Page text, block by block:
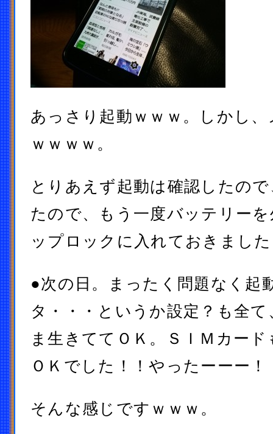
あっさり起動ｗｗｗ。しかし
ｗｗｗｗ。
とりあえず起動は確認したの
たので、もう一度バッテリー
ップロックに入れておきまし
●次の日。まったく問題なく起
タ・・・というか設定？も全
ま生きててＯＫ。ＳＩＭカー
ＯＫでした！！やったーーー！
そんな感じですｗｗｗ。